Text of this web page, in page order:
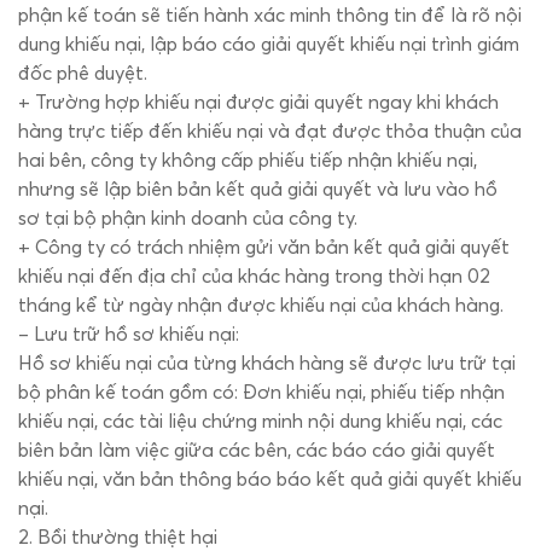
phận kế toán sẽ tiến hành xác minh thông tin để là rõ nội
dung khiếu nại, lập báo cáo giải quyết khiếu nại trình giám
đốc phê duyệt.
+ Trường hợp khiếu nại được giải quyết ngay khi khách
hàng trực tiếp đến khiếu nại và đạt được thỏa thuận của
hai bên, công ty không cấp phiếu tiếp nhận khiếu nại,
nhưng sẽ lập biên bản kết quả giải quyết và lưu vào hồ
sơ tại bộ phận kinh doanh của công ty.
+ Công ty có trách nhiệm gửi văn bản kết quả giải quyết
khiếu nại đến địa chỉ của khác hàng trong thời hạn 02
tháng kể từ ngày nhận được khiếu nại của khách hàng.
– Lưu trữ hồ sơ khiếu nại:
Hồ sơ khiếu nại của từng khách hàng sẽ được lưu trữ tại
bộ phân kế toán gồm có: Đơn khiếu nại, phiếu tiếp nhận
khiếu nại, các tài liệu chứng minh nội dung khiếu nại, các
biên bản làm việc giữa các bên, các báo cáo giải quyết
khiếu nại, văn bản thông báo báo kết quả giải quyết khiếu
nại.
2. Bồi thường thiệt hại